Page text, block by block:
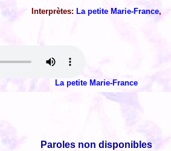
Interprètes: La petite Marie-France,
La petite Marie-France
Paroles non disponibles